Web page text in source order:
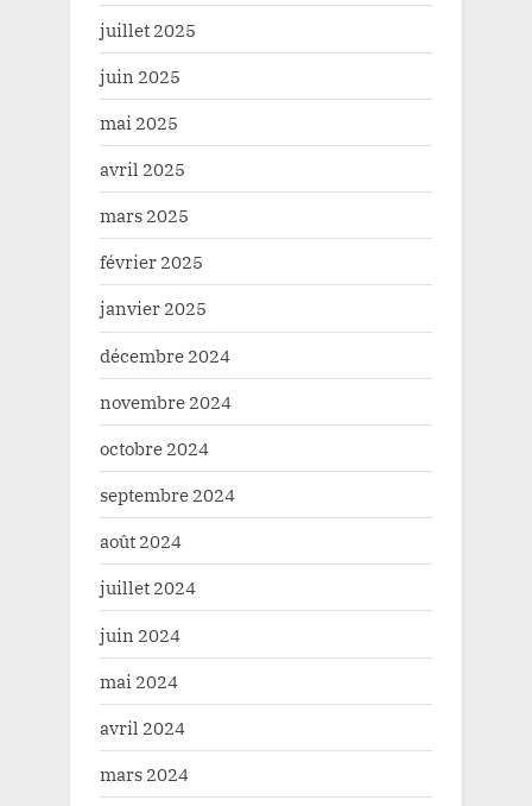
juillet 2025
juin 2025
mai 2025
avril 2025
mars 2025
février 2025
janvier 2025
décembre 2024
novembre 2024
octobre 2024
septembre 2024
août 2024
juillet 2024
juin 2024
mai 2024
avril 2024
mars 2024